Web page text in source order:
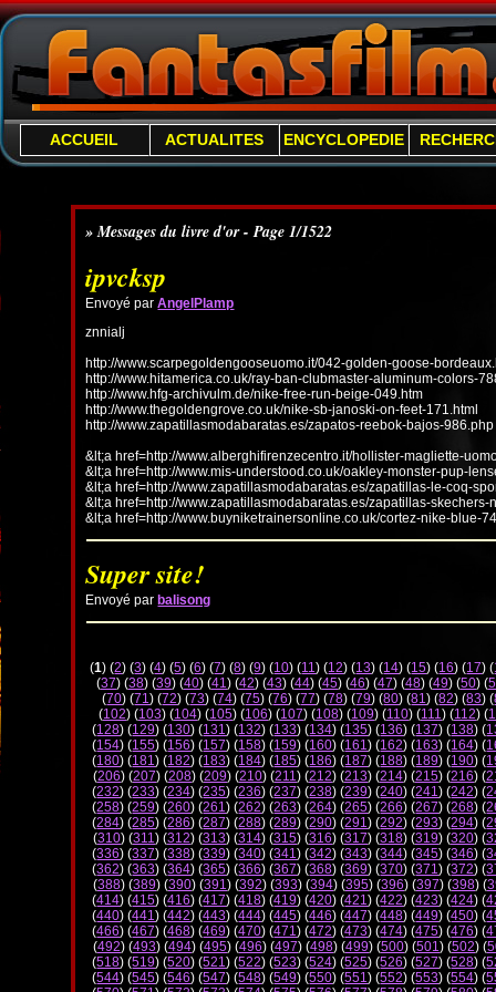
ACCUEIL ACTUALITES ENCYCLOPEDIE
» Messages du livre d'or - Page 1/1522
ipvcksp
Envoyé parAngelPlamp
znnialj
http://www.scarpegoldengooseuomo.it/042-golden-goose-
http://www.hitamerica.co.uk/ray-ban-clubmaster-aluminum-colors-
http://www.hfg-archivulm.de/nike-free-run-beige-049.htm
http://www.thegoldengrove.co.uk/nike-sb-janoski-on-feet-171.html
http://www.zapatillasmodabaratas.es/zapatos-reebok-bajos-986.php
&lt;a href=http://www.alberghifirenzecentro.it/hollister-magliette-
&lt;a href=http://www.mis-understood.co.uk/oakley-monster-pup-
&lt;a href=http://www.zapatillasmodabaratas.es/zapatillas-le-coq-
&lt;a href=http://www.zapatillasmodabaratas.es/zapatillas-
&lt;a href=http://www.buyniketrainersonline.co.uk/cortez-nike-blue-
Super site!
Envoyé par balisong
(1) (2) (3) (4) (5) (6) (7) (8) (9) (10) (11) (12) (13) (14) (15) (16) (17) (
(37) (38) (39) (40) (41) (42) (43) (44) (45) (46) (47) (48) (49) (50) (
(70) (71) (72) (73) (74) (75) (76) (77) (78) (79) (80) (81) (82) (83) (
(102) (103) (104) (105) (106) (107) (108) (109) (110) (111) (112) (
(128) (129) (130) (131) (132) (133) (134) (135) (136) (137) (138) (
(154) (155) (156) (157) (158) (159) (160) (161) (162) (163) (164) (
(180) (181) (182) (183) (184) (185) (186) (187) (188) (189) (190) (
(206) (207) (208) (209) (210) (211) (212) (213) (214) (215) (216) (
(232) (233) (234) (235) (236) (237) (238) (239) (240) (241) (242) (
(258) (259) (260) (261) (262) (263) (264) (265) (266) (267) (268) (
(284) (285) (286) (287) (288) (289) (290) (291) (292) (293) (294) (
(310) (311) (312) (313) (314) (315) (316) (317) (318) (319) (320) (
(336) (337) (338) (339) (340) (341) (342) (343) (344) (345) (346) (
(362) (363) (364) (365) (366) (367) (368) (369) (370) (371) (372) (
(388) (389) (390) (391) (392) (393) (394) (395) (396) (397) (398) (
(414) (415) (416) (417) (418) (419) (420) (421) (422) (423) (424) (
(440) (441) (442) (443) (444) (445) (446) (447) (448) (449) (450) (
(466) (467) (468) (469) (470) (471) (472) (473) (474) (475) (476) (
(492) (493) (494) (495) (496) (497) (498) (499) (500) (501) (502) (
(518) (519) (520) (521) (522) (523) (524) (525) (526) (527) (528) (
(544) (545) (546) (547) (548) (549) (550) (551) (552) (553) (554) (